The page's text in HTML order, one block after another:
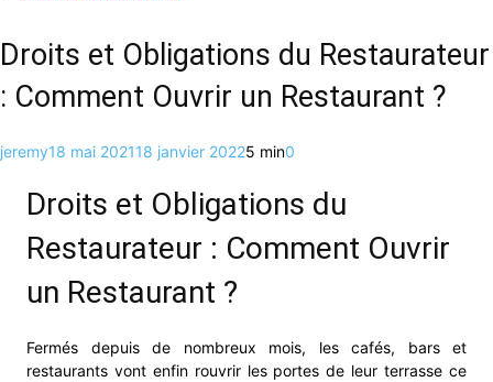
Droits et Obligations du Restaurateur
: Comment Ouvrir un Restaurant ?
jeremy18 mai 202118 janvier 20225 min0
Droits et Obligations du
Restaurateur : Comment Ouvrir
un Restaurant ?
Fermés depuis de nombreux mois, les cafés, bars et
restaurants vont enfin rouvrir les portes de leur terrasse ce